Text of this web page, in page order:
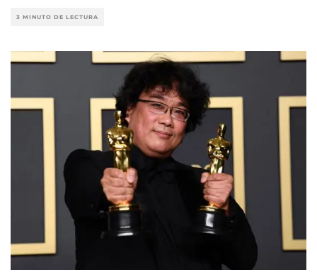
3 MINUTO DE LECTURA